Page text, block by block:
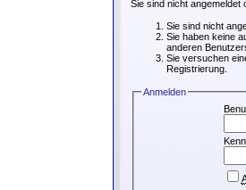
Sie sind nicht angemeldet
Sie sind nicht
Sie haben keine
anderen
Sie versuchen
Registrierung.
Anmelden